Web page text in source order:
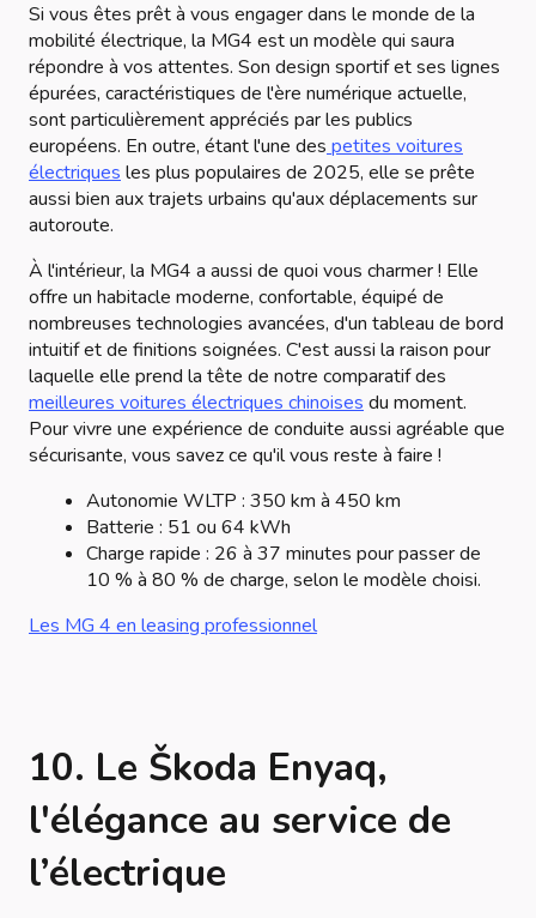
Si vous êtes prêt à vous engager dans le monde de la
mobilité électrique, la MG4 est un modèle qui saura
répondre à vos attentes. Son design sportif et ses lignes
épurées, caractéristiques de l'ère numérique actuelle,
sont particulièrement appréciés par les publics
européens. En outre, étant l'une des petites voitures
électriques les plus populaires de 2025, elle se prête
aussi bien aux trajets urbains qu'aux déplacements sur
autoroute.
À l'intérieur, la MG4 a aussi de quoi vous charmer ! Elle
offre un habitacle moderne, confortable, équipé de
nombreuses technologies avancées, d'un tableau de bord
intuitif et de finitions soignées. C'est aussi la raison pour
laquelle elle prend la tête de notre comparatif des
meilleures voitures électriques chinoises du moment.
Pour vivre une expérience de conduite aussi agréable que
sécurisante, vous savez ce qu'il vous reste à faire !
Autonomie WLTP : 350 km à 450 km
Batterie : 51 ou 64 kWh
Charge rapide : 26 à 37 minutes pour passer de
10 % à 80 % de charge, selon le modèle choisi.
Les MG 4 en leasing professionnel
10. Le Škoda Enyaq,
l'élégance au service de
l’électrique